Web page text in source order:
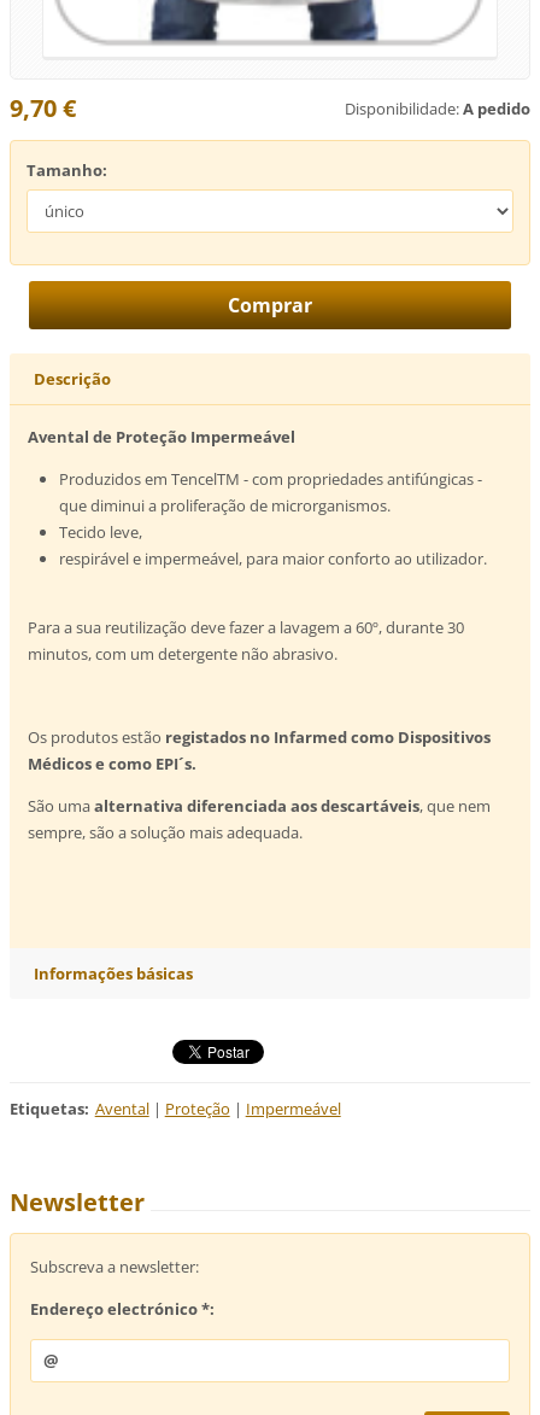
Disponibilidade:A pedido
9,70 €
Tamanho:
Descrição
Avental de Proteção Impermeável
Produzidos em TencelTM - com propriedades antifúngicas -
que diminui a proliferação de microrganismos.
Tecido leve,
respirável e impermeável, para maior conforto ao utilizador.
Para a sua reutilização deve fazer a lavagem a 60º, durante 30
minutos, com um detergente não abrasivo.
Os produtos estão registados no Infarmed como Dispositivos
Médicos e como EPI´s.
São umaalternativa diferenciada aos descartáveis, que nem
sempre, são a solução mais adequada.
Informações básicas
Etiquetas: Avental | Proteção | Impermeável
Newsletter
Subscreva a newsletter:
Endereço electrónico *: